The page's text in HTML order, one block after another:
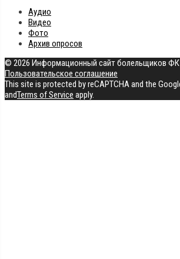
Аудио
Видео
Фото
Архив опросов
© 2026 Информационный сайт болельщиков ФК
Пользовательское соглашение
This site is protected by reCAPTCHA and the
andTerms of Service apply.